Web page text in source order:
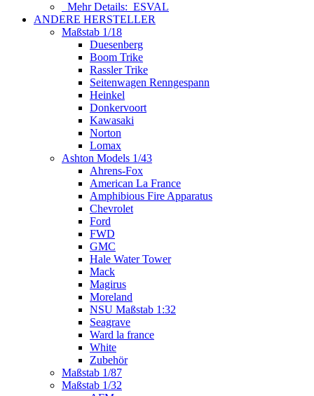
Mehr Details: ESVAL
ANDERE HERSTELLER
Maßstab 1/18
Duesenberg
Boom Trike
Rassler Trike
Seitenwagen Renngespann
Heinkel
Donkervoort
Kawasaki
Norton
Lomax
Ashton Models 1/43
Ahrens-Fox
American La France
Amphibious Fire Apparatus
Chevrolet
Ford
FWD
GMC
Hale Water Tower
Mack
Magirus
Moreland
NSU Maßstab 1:32
Seagrave
Ward la france
White
Zubehör
Maßstab 1/87
Maßstab 1/32